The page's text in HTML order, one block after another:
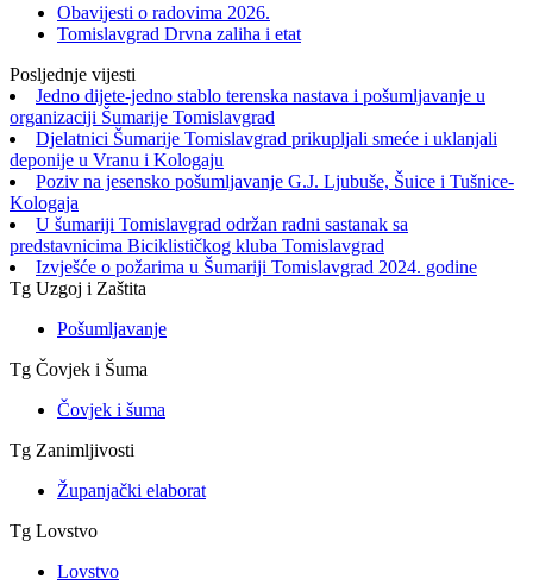
Obavijesti o radovima 2026.
Tomislavgrad Drvna zaliha i etat
Posljednje vijesti
Jedno dijete-jedno stablo terenska nastava i pošumljavanje u
organizaciji Šumarije Tomislavgrad
Djelatnici Šumarije Tomislavgrad prikupljali smeće i uklanjali
deponije u Vranu i Kologaju
Poziv na jesensko pošumljavanje G.J. Ljubuše, Šuice i Tušnice-
Kologaja
U šumariji Tomislavgrad održan radni sastanak sa
predstavnicima Biciklističkog kluba Tomislavgrad
Izvješće o požarima u Šumariji Tomislavgrad 2024. godine
Tg Uzgoj i Zaštita
Pošumljavanje
Tg Čovjek i Šuma
Čovjek i šuma
Tg Zanimljivosti
Županjački elaborat
Tg Lovstvo
Lovstvo